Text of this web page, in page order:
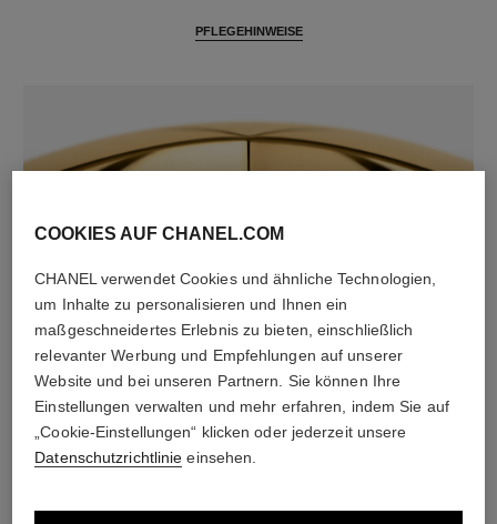
PFLEGEHINWEISE
material
18 Karat Gelbgold
COOKIES AUF CHANEL.COM
CHANEL verwendet Cookies und ähnliche Technologien,
um Inhalte zu personalisieren und Ihnen ein
maßgeschneidertes Erlebnis zu bieten, einschließlich
relevanter Werbung und Empfehlungen auf unserer
Website und bei unseren Partnern. Sie können Ihre
Einstellungen verwalten und mehr erfahren, indem Sie auf
„Cookie-Einstellungen“ klicken oder jederzeit unsere
Datenschutzrichtlinie einsehen.